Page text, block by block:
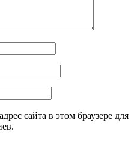
сайта в этом браузере для